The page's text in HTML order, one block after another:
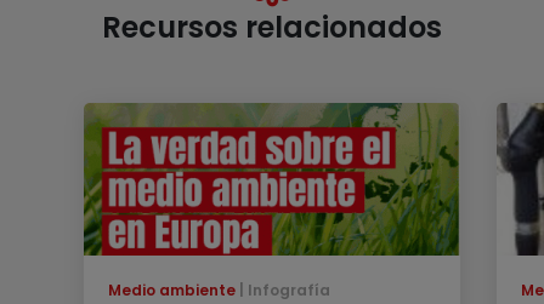
Recursos relacionados
Medio ambiente Infografía